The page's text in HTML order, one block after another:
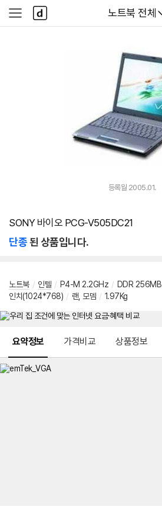
다나와
노트북 전체
사
이
다
나
와
등록월 2005.01.
SONY 바이오 PCG-V505DC21
단종된 상품입니다.
노트북 / 인텔 / P4-M 2.2GHz / DDR 256MB
인치(1024*768) / 랜, 모뎀 / 1.97Kg
요약정보 가격비교 상품정보